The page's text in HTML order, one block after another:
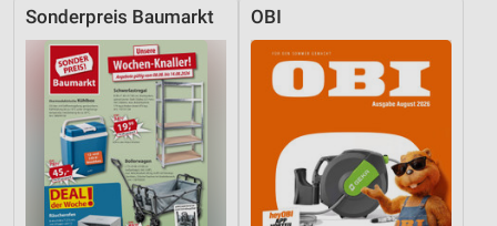
Sonderpreis Baumarkt OBI